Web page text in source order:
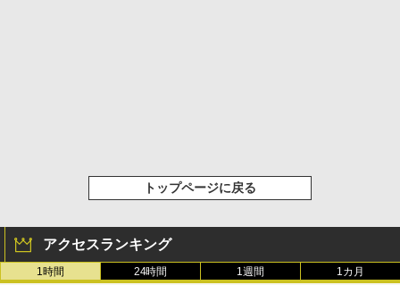
トップページに戻る
アクセスランキング
1時間 24時間 1週間 1カ月